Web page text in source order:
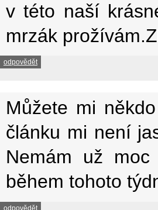
v této naší
mrzák
odpovědět
Můžete mi
článku mi není
Nemám už
během tohoto
odpovědět